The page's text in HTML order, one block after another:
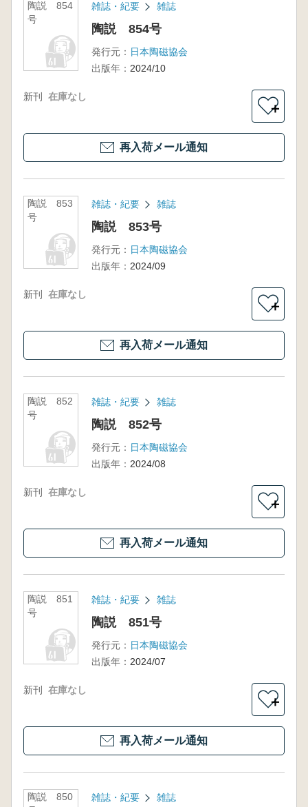
陶説 854
号
雑誌・紀要 雑誌
陶説 854号
発行元： 日本陶磁協会
出版年： 2024/10
新刊 在庫なし
＋
再入荷メール通知
陶説 853
号
雑誌・紀要 雑誌
陶説 853号
発行元： 日本陶磁協会
出版年： 2024/09
新刊 在庫なし
＋
再入荷メール通知
陶説 852
号
雑誌・紀要 雑誌
陶説 852号
発行元： 日本陶磁協会
出版年： 2024/08
新刊 在庫なし
＋
再入荷メール通知
陶説 851
号
雑誌・紀要 雑誌
陶説 851号
発行元： 日本陶磁協会
出版年： 2024/07
新刊 在庫なし
＋
再入荷メール通知
陶説 850
雑誌・紀要 雑誌